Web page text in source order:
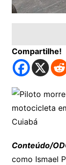
Compartilhe!
Conteúdo/
como Ismael